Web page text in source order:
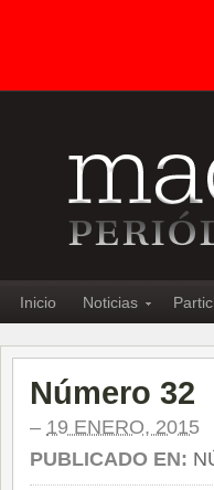
Inicio Noticias
Número 32
– 19 ENERO, 2015
PUBLICADO EN: